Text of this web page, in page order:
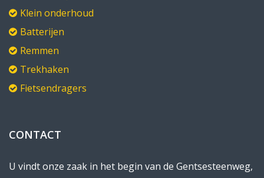
Klein onderhoud
Batterijen
Remmen
Trekhaken
Fietsendragers
CONTACT
U vindt onze zaak in het begin van de Gentsesteenweg,